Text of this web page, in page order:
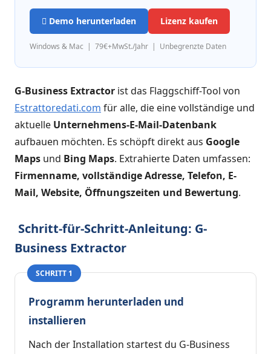
Demo herunterladen Lizenz kaufen
Windows & Mac | 79€+MwSt./Jahr | Unbegrenzte Daten
G-Business Extractor ist das Flaggschiff-Tool von
Estrattoredati.com für alle, die eine vollständige und
aktuelle Unternehmens-E-Mail-Datenbank
aufbauen möchten. Es schöpft direkt aus Google
Maps und Bing Maps. Extrahierte Daten umfassen:
Firmenname, vollständige Adresse, Telefon, E-
Mail, Website, Öffnungszeiten und Bewertung.
Schritt-für-Schritt-Anleitung: G-
Business Extractor
SCHRITT 1
Programm herunterladen und
installieren
Nach der Installation startest du G-Business